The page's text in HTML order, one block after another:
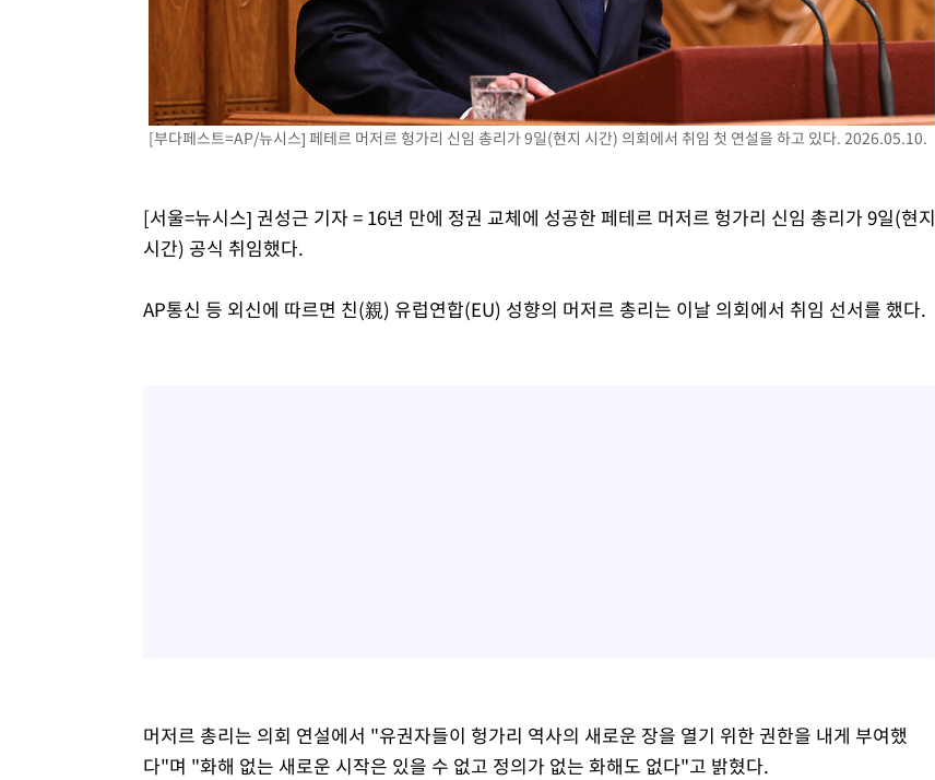
[속보]종합특검, '계엄 수용공간 확보' 신용해 前교정본부장 기소
외신들도 주목한 韓축구 파문…"국민적 공분에 수사 재개"
11시간 압수수색에 성접대 파문까지…'쑥대밭' 된 축구협회
[속보]규제합리화위원회 부위원장에 김태유 서울대 공대 교수…이병
[속보]국힘 윤리위, '돌려차기 발언' 진종오·서범수 징계 절차 개시
[부다페스트=AP/뉴시스] 페테르 머저르 헝가리 신임 총리가 9일(현지 시간) 의회에서 취임 첫 연설을 하고 있다. 2026.05.10.
[서울=뉴시스] 권성근 기자 = 16년 만에 정권 교체에 성공한 페테르 머저르 헝가리 신임 총리가 9일(현지
시간) 공식 취임했다.
AP통신 등 외신에 따르면 친(親) 유럽연합(EU) 성향의 머저르 총리는 이날 의회에서 취임 선서를 했다.
머저르 총리는 의회 연설에서 "유권자들이 헝가리 역사의 새로운 장을 열기 위한 권한을 내게 부여했
다"며 "화해 없는 새로운 시작은 있을 수 없고 정의가 없는 화해도 없다"고 밝혔다.